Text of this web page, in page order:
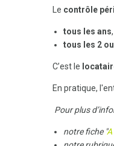
Le contrôle
tous les ans
tous les 2
C’est le
En pratique,
Pour plus
notre fiche "A